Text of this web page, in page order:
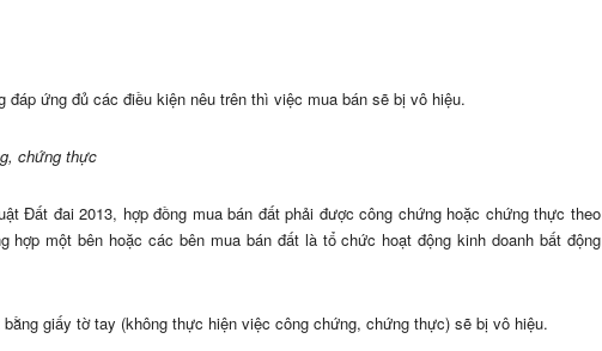
đáp ứng đủ các điều kiện nêu trên thì việc mua bán sẽ bị vô hiệu.
chứng thực
Đất đai 2013, hợp đồng mua bán đất phải được công chứng hoặc chứng thực theo
hợp một bên hoặc các bên mua bán đất là tổ chức hoạt động kinh doanh bất động
giấy tờ tay (không thực hiện việc công chứng, chứng thực) sẽ bị vô hiệu.